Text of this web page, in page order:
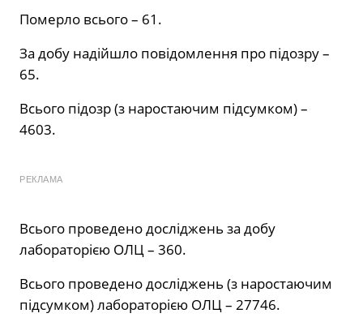
Померло всього – 61.
За добу надійшло повідомлення про підозру –
65.
Всього підозр (з наростаючим підсумком) –
4603.
РЕКЛАМА
Всього проведено досліджень за добу
лабораторією ОЛЦ – 360.
Всього проведено досліджень (з наростаючим
підсумком) лабораторією ОЛЦ – 27746.